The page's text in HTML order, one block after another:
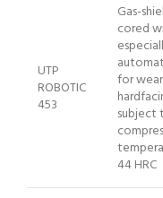
UTP
ROBOTIC
453
Gas-
cored
for
subject
44 HRC